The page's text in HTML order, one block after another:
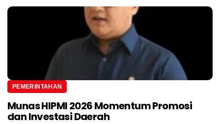
PEMERINTAHAN
Munas HIPMI 2026 Momentum Promosi
dan Investasi Daerah